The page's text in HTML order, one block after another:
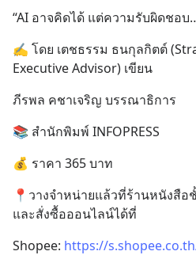
คำตอบได้ที่ “ป้
EP4 ตอน “เขา
“AI อาจคิดได้ แต่ความรับผิดชอบ
✍️ โดย เตชธรรม ธนกุลกิตต์
Executive Advisor) เขียน
ภีรพล คชาเจริญ บรรณาธิการ
📚 สำนักพิมพ์ INFOPRESS
💰 ราคา 365 บาท
📍วางจำหน่ายแล้วที่ร้านหนังสือ
และสั่งซื้อออนไลน์ได้ที่
Shopee: https://